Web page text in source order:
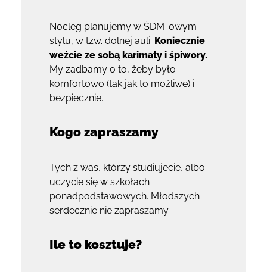
Nocleg planujemy w ŚDM-owym
stylu, w tzw. dolnej auli. Koniecznie
weźcie ze sobą karimaty i śpiwory.
My zadbamy o to, żeby było
komfortowo (tak jak to możliwe) i
bezpiecznie.
Kogo zapraszamy
Tych z was, którzy studiujecie, albo
uczycie się w szkołach
ponadpodstawowych. Młodszych
serdecznie nie zapraszamy.
Ile to kosztuje?